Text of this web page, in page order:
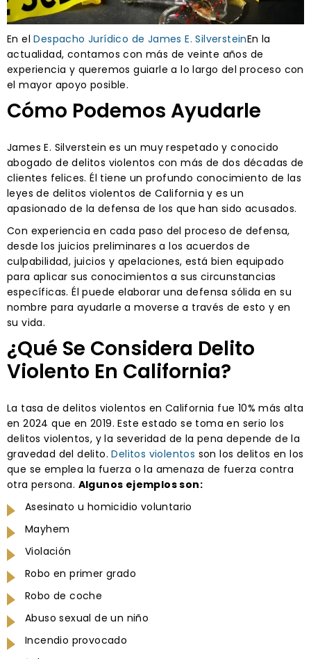
En elDespacho Jurídico de James E. SilversteinEn la
actualidad, contamos con más de veinte años de
experiencia y queremos guiarle a lo largo del proceso con
el mayor apoyo posible.
Cómo Podemos Ayudarle
James E. Silverstein es un muy respetado y conocido
abogado de delitos violentos con más de dos décadas de
clientes felices. Él tiene un profundo conocimiento de las
leyes de delitos violentos de California y es un
apasionado de la defensa de los que han sido acusados.
Con experiencia en cada paso del proceso de defensa,
desde los juicios preliminares a los acuerdos de
culpabilidad, juicios y apelaciones, está bien equipado
para aplicar sus conocimientos a sus circunstancias
específicas. Él puede elaborar una defensa sólida en su
nombre para ayudarle a moverse a través de esto y en
su vida.
¿Qué Se Considera Delito
Violento En California?
La tasa de delitos violentos en California fue 10% más alta
en 2024 que en 2019. Este estado se toma en serio los
delitos violentos, y la severidad de la pena depende de la
gravedad del delito.Delitos violentos son los delitos en los
que se emplea la fuerza o la amenaza de fuerza contra
otra persona. Algunos ejemplos son:
Asesinato u homicidio voluntario
Mayhem
Violación
Robo en primer grado
Robo de coche
Abuso sexual de un niño
Incendio provocado